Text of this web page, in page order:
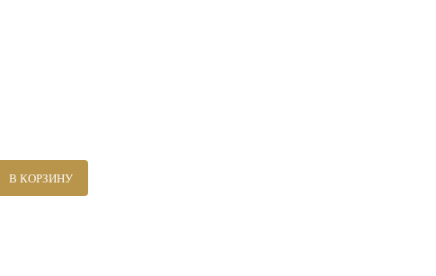
В КОРЗИНУ